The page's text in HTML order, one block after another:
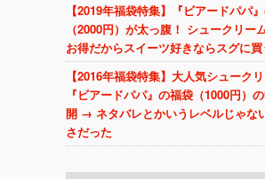
【2019年福袋特集】『ビアードパパ
（2000円）が太っ腹！ シュークリー
お得だからスイーツ好きならスグに
【2016年福袋特集】大人気シューク
『ビアードパパ』の福袋（1000円）
開 → ネタバレとかいうレベルじゃな
さだった